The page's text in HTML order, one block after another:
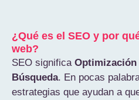
¿Qué es el SEO y por
web?
SEO significa Optimización
Búsqueda. En pocas
estrategias que ayudan a